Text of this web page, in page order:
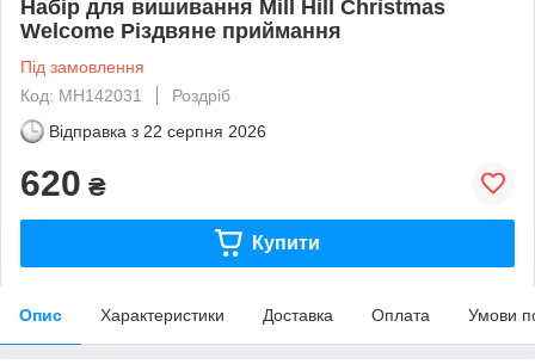
Набір для вишивання Mill Hill Christmas
Welcome Різдвяне приймання
Під замовлення
Код: MH142031
Роздріб
Відправка з 22 серпня 2026
620 ₴
Купити
Опис Характеристики Доставка Оплата Умови